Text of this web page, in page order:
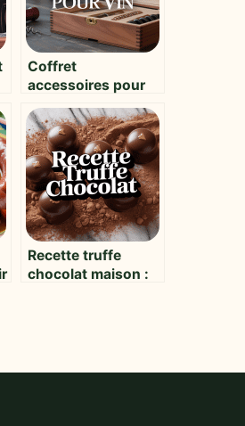
Coffret
accessoires pour
et pratique pour
tous les amateurs
Recette truffe
chocolat maison :